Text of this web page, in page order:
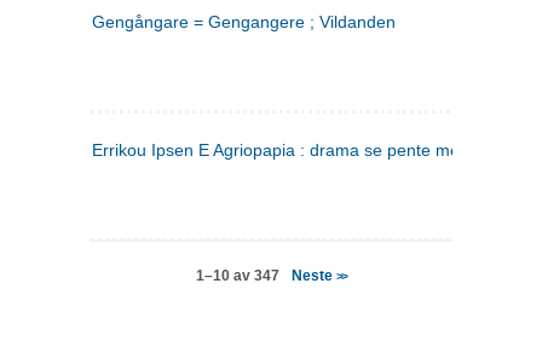
Gengångare = Gengangere ; Vildanden
Errikou Ipsen E Agriopapia : drama se pente mere
1–10 av 347 Neste >>